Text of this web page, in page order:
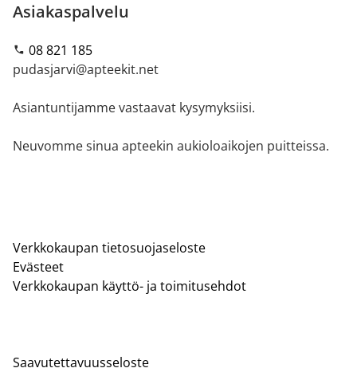
Asiakaspalvelu
08 821 185
pudasjarvi@apteekit.net
Asiantuntijamme vastaavat kysymyksiisi.
Neuvomme sinua apteekin aukioloaikojen puitteissa.
Verkkokaupan tietosuojaseloste
Evästeet
Verkkokaupan käyttö- ja toimitusehdot
Saavutettavuusseloste